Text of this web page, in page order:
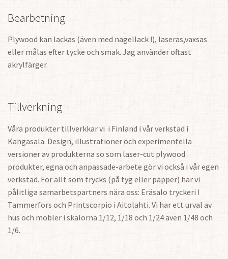
Bearbetning
Plywood kan lackas (även med nagellack !), laseras,vaxsas
eller målas efter tycke och smak. Jag använder oftast
akrylfärger.
Tillverkning
Våra produkter tillverkkar vi i Finland i vår verkstad i
Kangasala. Design, illustrationer och experimentella
versioner av produkterna so som laser-cut plywood
produkter, egna och anpassade-arbete gör vi också i vår egen
verkstad. För allt som trycks (på tyg eller papper) har vi
pålitliga samarbetspartners nära oss: Eräsalo tryckeri I
Tammerfors och Printscorpio i Aitolahti. Vi har ett urval av
hus och möbler i skalorna 1/12, 1/18 och 1/24 även 1/48 och
1/6.